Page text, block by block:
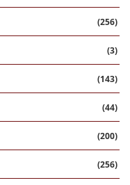
(256)
(3)
(143)
(44)
(200)
(256)